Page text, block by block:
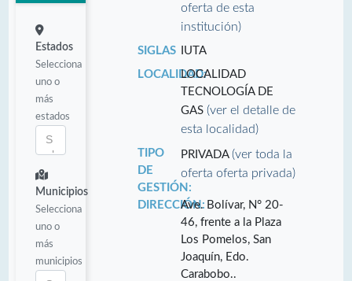
Estados
Selecciona
uno o
más
estados
Municipios
Selecciona
uno o
más
municipios
oferta de esta
institución)
SIGLAS
IUTA
LOCALIDAD:LOCALIDAD
TECNOLOGÍA DE
GAS(ver el detalle de
esta localidad)
TIPO
DE
GESTIÓN:
PRIVADA(ver toda la
oferta oferta privada)
DIRECCIÓN:Ave. Bolívar, N° 20-
46, frente a la Plaza
Los Pomelos, San
Joaquín, Edo.
Carabobo..